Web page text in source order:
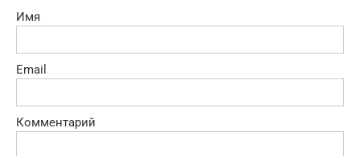
Имя
Email
Комментарий